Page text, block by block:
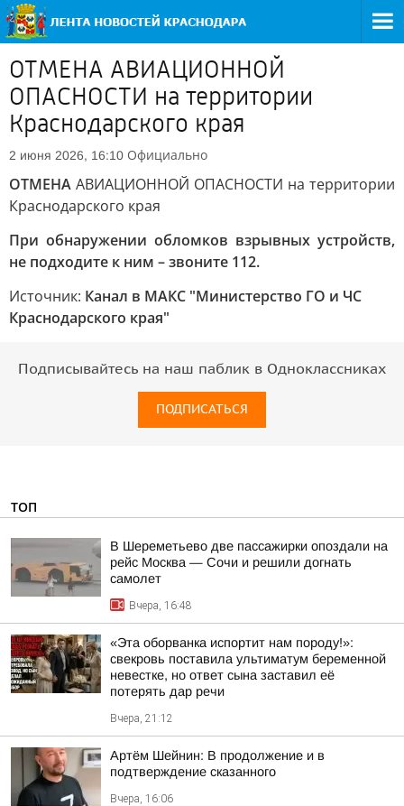
ОТМЕНА АВИАЦИОННОЙ
ОПАСНОСТИ на территории
Краснодарского края
2 июня 2026, 16:10 Официально
ОТМЕНА АВИАЦИОННОЙ ОПАСНОСТИ на территории
Краснодарского края
При обнаружении обломков взрывных устройств,
не подходите к ним – звоните 112.
Источник: Канал в МАКС "Министерство ГО и ЧС
Краснодарского края"
Подписывайтесь на наш паблик в Одноклассниках
ПОДПИСАТЬСЯ
ТОП
В Шереметьево две пассажирки опоздали на
рейс Москва — Сочи и решили догнать
самолет
Вчера, 16:48
«Эта оборванка испортит нам породу!»:
свекровь поставила ультиматум беременной
невестке, но ответ сына заставил её
потерять дар речи
Вчера, 21:12
Артём Шейнин: В продолжение и в
подтверждение сказанного
Вчера, 16:06